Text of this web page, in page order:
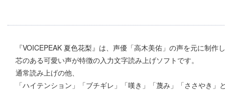
『VOICEPEAK 夏色花梨』は、声優「高木美佑」の声を元に制作
芯のある可愛い声が特徴の入力文字読み上げソフトです。
通常読み上げの他、
「ハイテンション」「ブチギレ」「嘆き」「蔑み」「ささやき